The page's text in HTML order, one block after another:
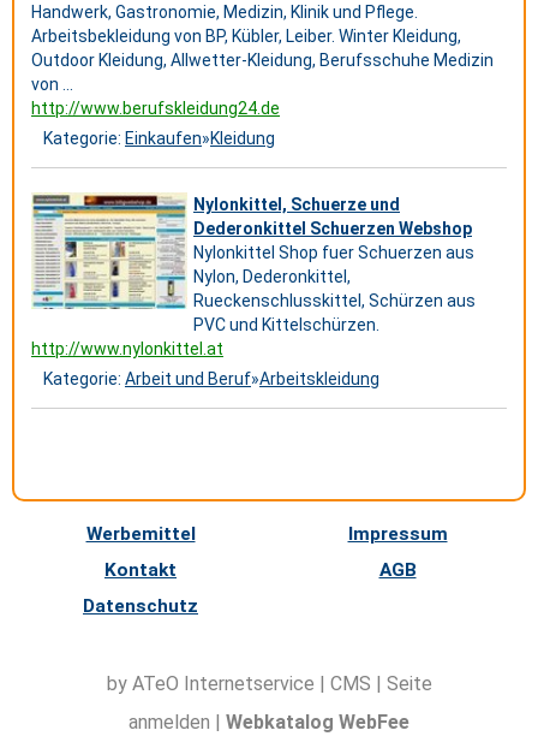
Handwerk, Gastronomie, Medizin, Klinik und Pflege.
Arbeitsbekleidung von BP, Kübler, Leiber. Winter Kleidung,
Outdoor Kleidung, Allwetter-Kleidung, Berufsschuhe Medizin
von ...
http://www.berufskleidung24.de
Kategorie: Einkaufen»Kleidung
Nylonkittel, Schuerze und
Dederonkittel Schuerzen Webshop
Nylonkittel Shop fuer Schuerzen aus
Nylon, Dederonkittel,
Rueckenschlusskittel, Schürzen aus
PVC und Kittelschürzen.
http://www.nylonkittel.at
Kategorie: Arbeit und Beruf»Arbeitskleidung
Werbemittel
Impressum
Kontakt
AGB
Datenschutz
by ATeO Internetservice | CMS | Seite
anmelden | Webkatalog WebFee